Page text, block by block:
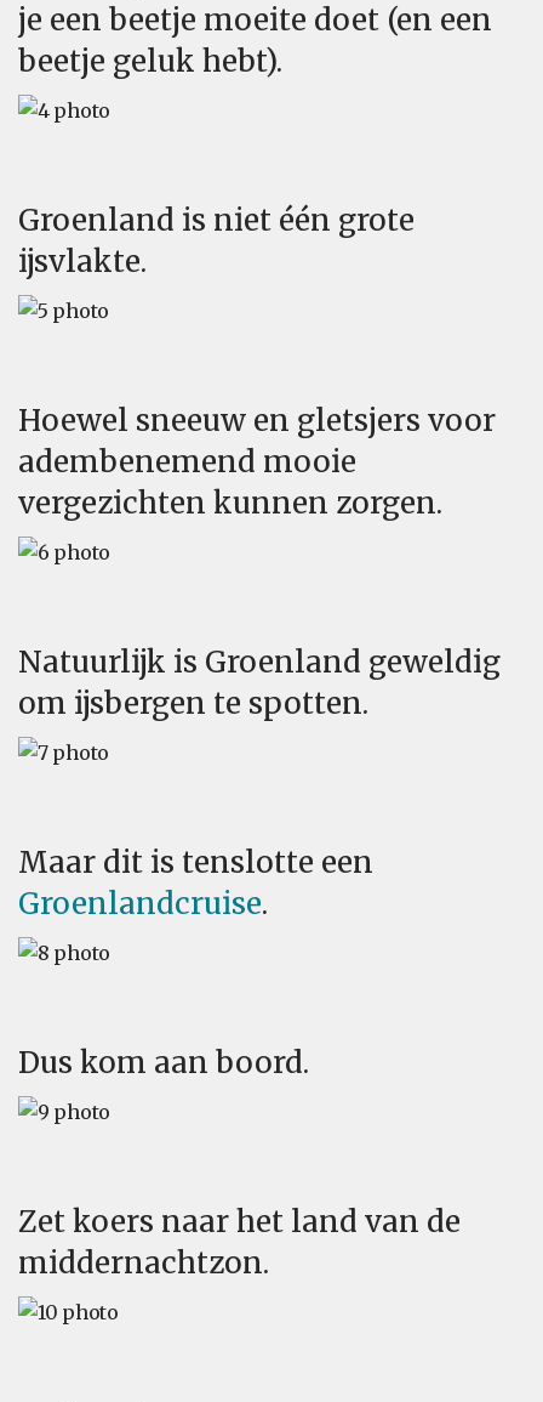
je een beetje moeite doet (en een
beetje geluk hebt).
Groenland is niet één grote
ijsvlakte.
Hoewel sneeuw en gletsjers voor
adembenemend mooie
vergezichten kunnen zorgen.
Natuurlijk is Groenland geweldig
om ijsbergen te spotten.
Maar dit is tenslotte een
Groenlandcruise.
Dus kom aan boord.
Zet koers naar het land van de
middernachtzon.